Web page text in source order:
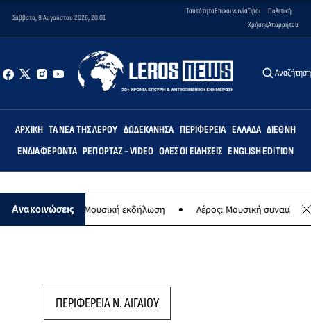
Σάββατο, 8 Αυγούστου 2026, 20:01
ΤαυτότηταΕπικοινωνίαΌροι
Χρήσης
Πολιτική
Απορρήτου
Αναζήτηση
ΑΡΧΙΚΉ ΤΑ ΝΈΑ ΤΗΣ ΛΈΡΟΥ ΔΩΔΕΚΆΝΗΣΑ ΠΕΡΙΦΈΡΕΙΑ ΕΛΛΆΔΑ ΔΙΕΘΝΉ
ΕΝΔΙΑΦΈΡΟΝΤΑ ΡΕΠΟΡΤΆΖ - VIDEO ΌΛΕΣ ΟΙ ΕΙΔΉΣΕΙΣ ENGLISH EDITION
Ανακοινώσεις
Παναγίας - Μουσική εκδήλωση Λέρος: Μουσική συναυλία των
ΠΕΡΙΦΕΡΕΙΑ Ν. ΑΙΓΑΙΟΥ